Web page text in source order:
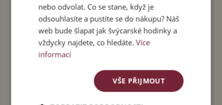
Perte v pračce do 40 stupňů, sušte v
sušičce nebo naruby v polostínu. Kvůli možnému
vyšisování nesušte na přímém slunci.
Čtení ke kávě:
Jak to vidí stylistka – o barvách, křivkách a
tipech, jak nosit pachasukně se stylistkou
nebo odvolat. Co se stane, když je
odsouhlasíte a pustíte se do nákupu? Náš
web bude šlapat jak švýcarské hodinky a
vždycky najdete, co hledáte.Více
informací
VŠE PŘIJMOUT